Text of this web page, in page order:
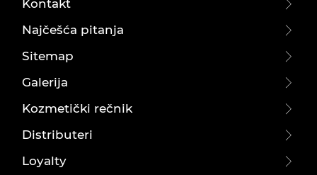
Kontakt
Najčešća pitanja
Sitemap
Galerija
Kozmetički rečnik
Distributeri
Loyalty